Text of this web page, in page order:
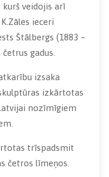
kurš veidojis arī
ieceri
Štālbergs (1883 –
gadus.
izsaka
izkārtotas
nozīmīgiem
trīspadsmit
četros līmeņos.